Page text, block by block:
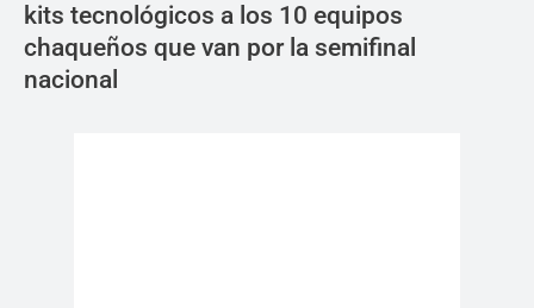
kits tecnológicos a los 10 equipos
chaqueños que van por la semifinal
nacional